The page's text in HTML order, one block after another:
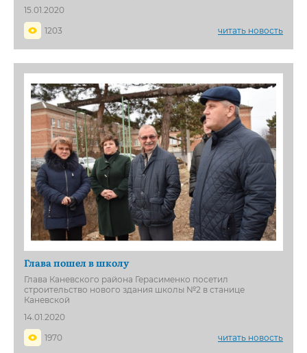
15.01.2020
1203
читать новость
Глава пошел в школу
Глава Каневского района Герасименко посетил
строительство нового здания школы №2 в станице
Каневской
14.01.2020
1970
читать новость